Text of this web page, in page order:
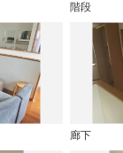
階段
廊下